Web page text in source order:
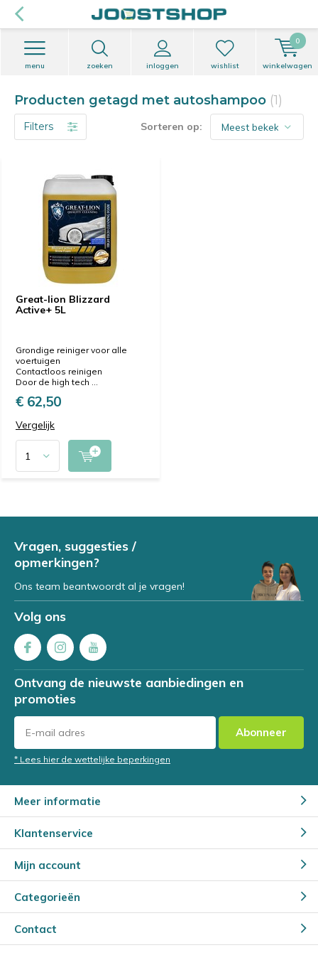
zoeken inloggen
menu wishlist winkelwagen
0
Producten getagd met autoshampoo (1)
Filters Sorteren op:
Great-lion Blizzard
Active+ 5L
Grondige reiniger voor alle
voertuigen
Contactloos reinigen
Door de high tech ...
€ 62,50
Vergelijk
Vragen, suggesties /
opmerkingen?
Ons team beantwoordt al je vragen!
Volg ons
Ontvang de nieuwste aanbiedingen en
promoties
Abonneer
* Lees hier de wettelijke beperkingen
Meer informatie
Klantenservice
Mijn account
Categorieën
Contact